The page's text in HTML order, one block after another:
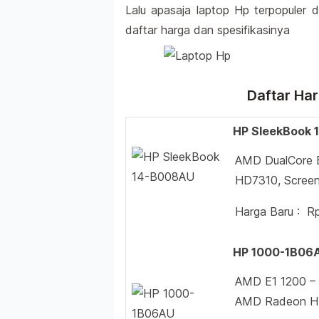
Lalu apasaja laptop Hp terpopuler
daftar harga dan spesifikasinya
Daftar
HP SleekBook
AMD DualCore
HD7310,
Harga Baru :
HP 1000-
AMD E1 1200
AMD Radeon